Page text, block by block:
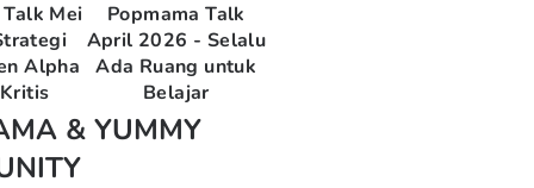
Mei
Alpha
Popmama Talk
April 2026 - Selalu
Ada Ruang untuk
Belajar
& YUMMY